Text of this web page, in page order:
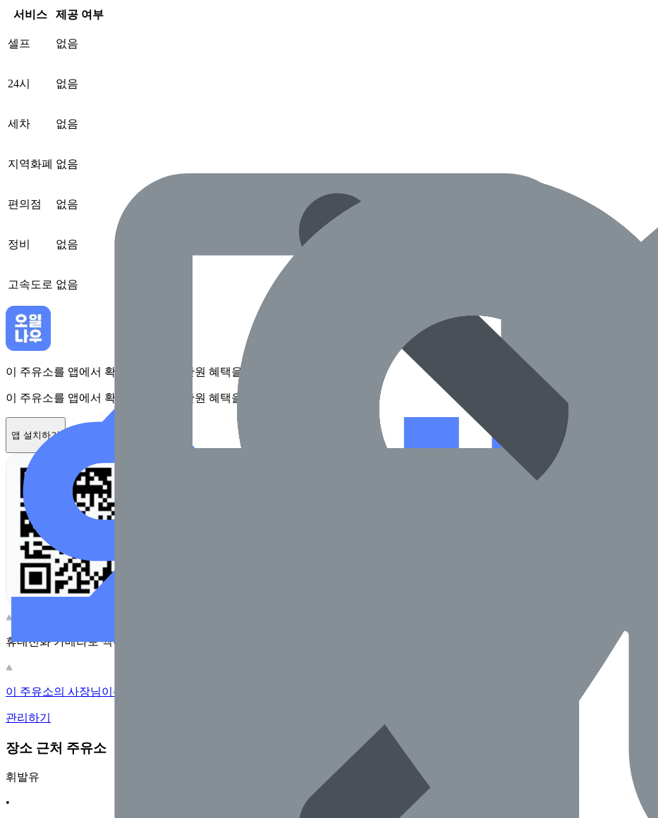
서비스 제공 여부
셀프 없음
24시 없음
세차 없음
지역화폐 없음
편의점 없음
정비 없음
고속도로 없음
이 주유소를 앱에서 확인하고 최대 1만원 혜택을 받아보세요
이 주유소를 앱에서 확인하고 최대 1만원 혜택을 받아보세요
앱 설치하기
휴대전화 카메라로 찍어보세요
이 주유소의 사장님이신가요?
관리하기
장소 근처 주유소
휘발유
•